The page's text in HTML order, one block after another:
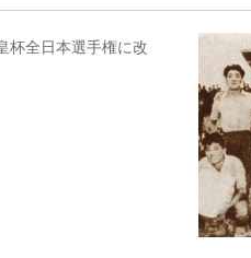
杯全日本選手権に改